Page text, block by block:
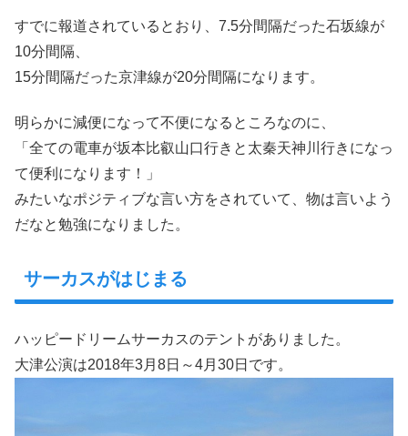
すでに報道されているとおり、7.5分間隔だった石坂線が
10分間隔、
15分間隔だった京津線が20分間隔になります。
明らかに減便になって不便になるところなのに、
「全ての電車が坂本比叡山口行きと太秦天神川行きになっ
て便利になります！」
みたいなポジティブな言い方をされていて、物は言いよう
だなと勉強になりました。
サーカスがはじまる
ハッピードリームサーカスのテントがありました。
大津公演は2018年3月8日～4月30日です。